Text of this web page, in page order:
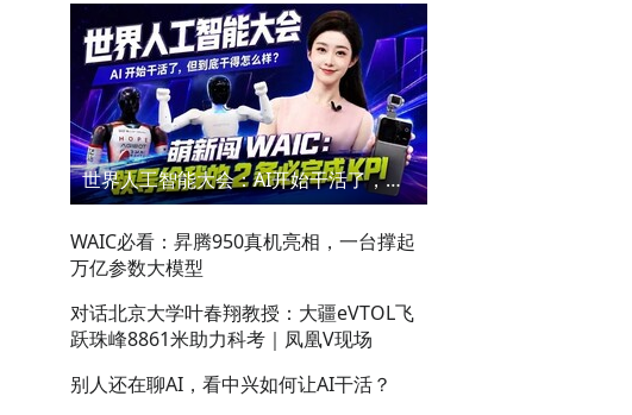
世界人工智能大会：AI开始干活了，但到底干的怎么样？萌新闯WAIC
WAIC必看：昇腾950真机亮相，一台撑起
万亿参数大模型
对话北京大学叶春翔教授：大疆eVTOL飞
跃珠峰8861米助力科考｜凤凰V现场
别人还在聊AI，看中兴如何让AI干活？